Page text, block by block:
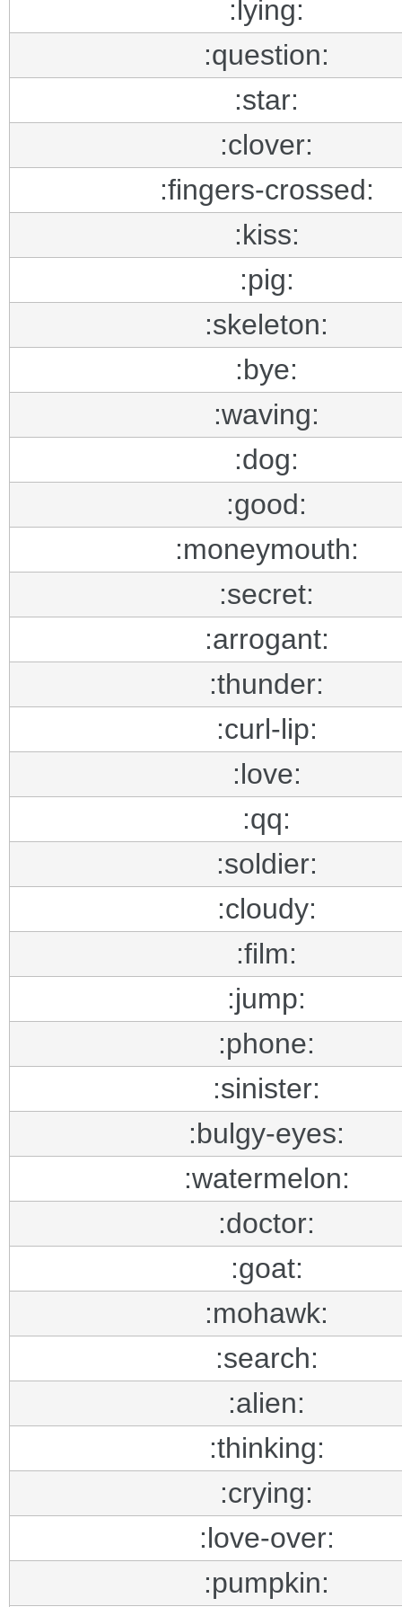
:lying:
:question:
:star:
:clover:
:fingers-crossed:
:kiss:
:pig:
:skeleton:
:bye:
:waving:
:dog:
:good:
:moneymouth:
:secret:
:arrogant:
:thunder:
:curl-lip:
:love:
:qq:
:soldier:
:cloudy:
:film:
:jump:
:phone:
:sinister:
:bulgy-eyes:
:watermelon:
:doctor:
:goat:
:mohawk:
:search:
:alien:
:thinking:
:crying:
:love-over:
:pumpkin: